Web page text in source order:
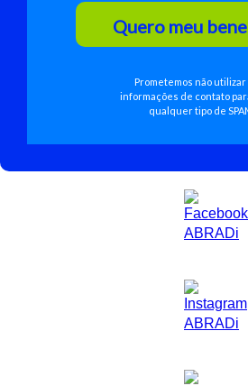
Quero meu
Prometemos não utilizar
informações de contato
qualquer tipo de